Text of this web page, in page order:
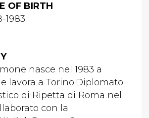
OF BIRTH
1983
nasce nel 1983 a
lavora a Torino.Diplomato
di Ripetta di Roma nel
con la